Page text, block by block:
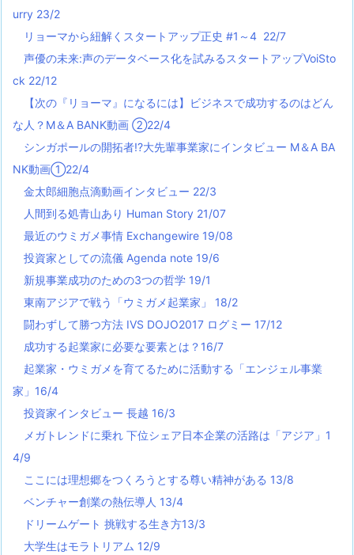
urry 23/2
リョーマから紐解くスタートアップ正史 #1～4 22/7
声優の未来:声のデータベース化を試みるスタートアップVoiSto
ck 22/12
【次の『リョーマ』になるには】ビジネスで成功するのはどん
な人？M＆A BANK動画 ②22/4
シンガポールの開拓者!?大先輩事業家にインタビュー M＆A BA
NK動画①22/4
金太郎細胞点滴動画インタビュー 22/3
人間到る処青山あり Human Story 21/07
最近のウミガメ事情 Exchangewire 19/08
投資家としての流儀 Agenda note 19/6
新規事業成功のための3つの哲学 19/1
東南アジアで戦う「ウミガメ起業家」 18/2
闘わずして勝つ方法 IVS DOJO2017 ログミー 17/12
成功する起業家に必要な要素とは？16/7
起業家・ウミガメを育てるために活動する「エンジェル事業
家」16/4
投資家インタビュー 長越 16/3
メガトレンドに乗れ 下位シェア日本企業の活路は「アジア」1
4/9
ここには理想郷をつくろうとする尊い精神がある 13/8
ベンチャー創業の熱伝導人 13/4
ドリームゲート 挑戦する生き方13/3
大学生はモラトリアム 12/9